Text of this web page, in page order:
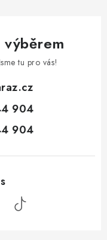
výběrem
tu pro vás!
904
904